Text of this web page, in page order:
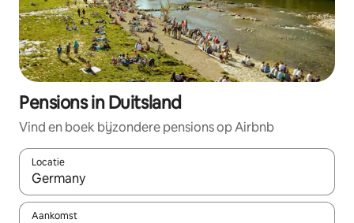
Pensions in Duitsland
Vind en boek bijzondere pensions op Airbnb
Locatie
Wanneer er suggesties beschikbaar zijn, maak je een keuze
Aankomst